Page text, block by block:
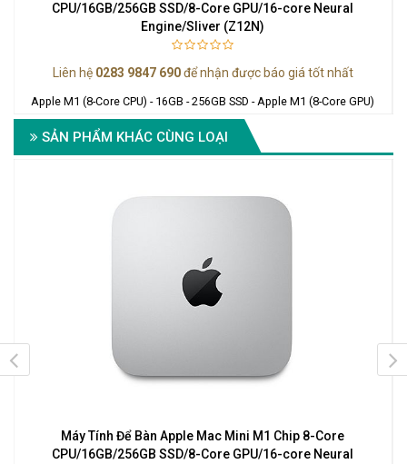
CPU/16GB/256GB SSD/8-Core GPU/16-core Neural
Engine/Sliver (Z12N)
Liên hệ 0283 9847 690để nhận được báo giá tốt nhất
Apple M1 (8-Core CPU) - 16GB - 256GB SSD - Apple M1 (8-Core GPU)
SẢN PHẨM KHÁC CÙNG LOẠI
Máy Tính Để Bàn Apple Mac Mini M1 Chip 8-Core
CPU/16GB/256GB SSD/8-Core GPU/16-core Neural